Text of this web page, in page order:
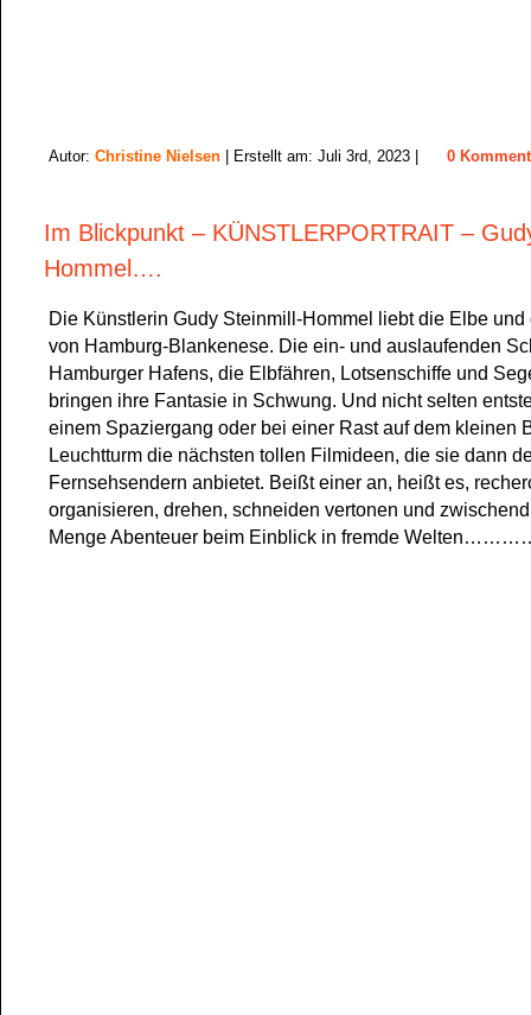
Autor: Christine Nielsen | Erstellt am: Juli 3rd, 2023 | 0
Im Blickpunkt – KÜNSTLERPORTRAIT –
Hommel….
Die Künstlerin Gudy Steinmill-Hommel liebt die Elbe und
von Hamburg-Blankenese. Die ein- und auslaufenden
Hamburger Hafens, die Elbfähren, Lotsenschiffe und
bringen ihre Fantasie in Schwung. Und nicht selten
einem Spaziergang oder bei einer Rast auf dem kleinen
Leuchtturm die nächsten tollen Filmideen, die sie dann
Fernsehsendern anbietet. Beißt einer an, heißt es,
organisieren, drehen, schneiden vertonen und
Menge Abenteuer beim Einblick in fremde